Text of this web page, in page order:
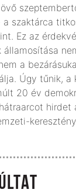
szaktárca
Ez az
államosítása
a
Úgy tűnik, a
20 év
hirdet